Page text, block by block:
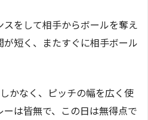
をして相手からボールを奪え
短く、またすぐに相手ボール
かなく、ピッチの幅を広く使
は皆無で、この日は無得点で